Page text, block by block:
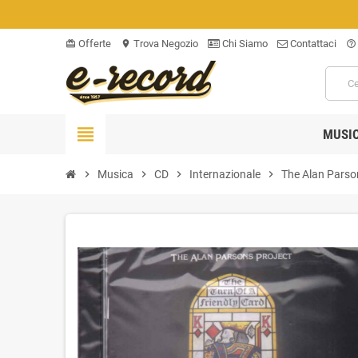
card_giftcard Offerte location_on Trova Negozio Chi Siamo Contattaci help_outline
view_headline
chevron_right Musica chevron_right CD chevron_right Internazionale chevron_right The Alan